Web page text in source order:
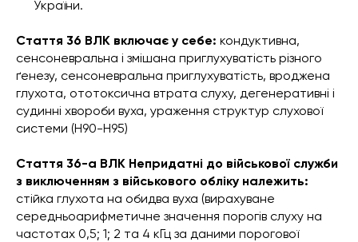
України.
Стаття 36 ВЛК включає у себе: кондуктивна,
сенсоневральна і змішана приглухуватість різного
ґенезу, сенсоневральна приглухуватість, вроджена
глухота, ототоксична втрата слуху, дегенеративні і
судинні хвороби вуха, ураження структур слухової
системи (Н90-Н95)
Стаття 36-а ВЛК Непридатні до військової служби
з виключенням з військового обліку належить:
стійка глухота на обидва вуха (вирахуване
середньоарифметичне значення порогів слуху на
частотах 0,5; 1; 2 та 4 кГц за даними порогової